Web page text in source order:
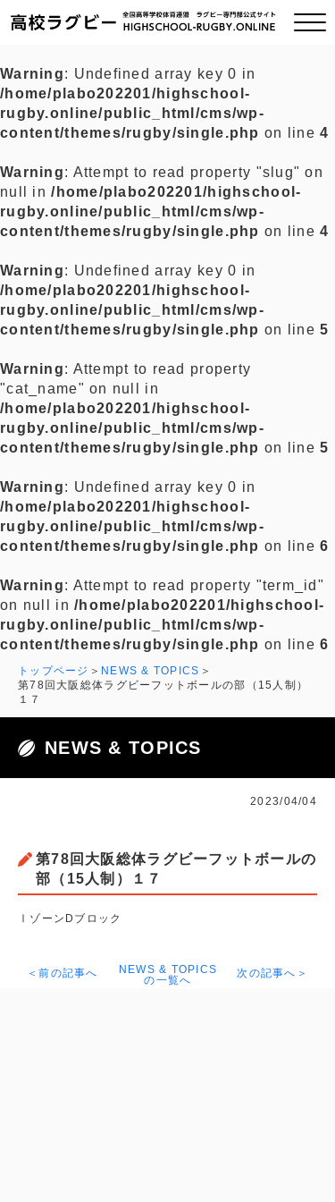
ご挨拶
全国チーム紹介
プライバシーポリシー
お問い合わせ
Warning: Undefined array key 0 in
/home/plabo202201/highschool-
rugby.online/public_html/cms/wp-
content/themes/rugby/single.php on line4
Warning: Attempt to read property "slug" on
null in/home/plabo202201/highschool-
rugby.online/public_html/cms/wp-
content/themes/rugby/single.php on line4
Warning: Undefined array key 0 in
/home/plabo202201/highschool-
rugby.online/public_html/cms/wp-
content/themes/rugby/single.php on line5
Warning: Attempt to read property
"cat_name" on null in
/home/plabo202201/highschool-
rugby.online/public_html/cms/wp-
content/themes/rugby/single.php on line5
Warning: Undefined array key 0 in
/home/plabo202201/highschool-
rugby.online/public_html/cms/wp-
content/themes/rugby/single.php on line6
Warning: Attempt to read property "term_id"
on null in/home/plabo202201/highschool-
rugby.online/public_html/cms/wp-
content/themes/rugby/single.php on line6
トップページ
NEWS & TOPICS
第78回大阪総体ラグビーフットボールの部（15人制）
１７
NEWS & TOPICS
2023/04/04
第78回大阪総体ラグビーフットボールの
部（15人制）１７
ⅠゾーンDブロック
＜前の記事へ
NEWS & TOPICS
の一覧へ
次の記事へ＞